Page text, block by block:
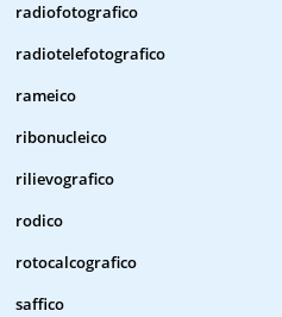
radiofotografico
radiotelefotografico
rameico
ribonucleico
rilievografico
rodico
rotocalcografico
saffico